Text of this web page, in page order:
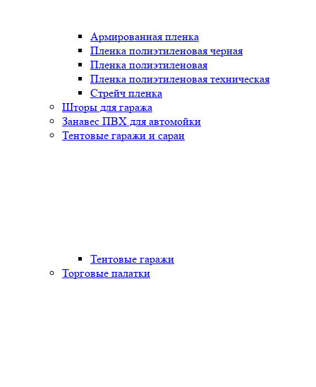
Армированная пленка
Пленка полиэтиленовая черная
Пленка полиэтиленовая
Пленка полиэтиленовая техническая
Стрейч пленка
Шторы для гаража
Занавес ПВХ для автомойки
Тентовые гаражи и сараи
Тентовые гаражи
Торговые палатки